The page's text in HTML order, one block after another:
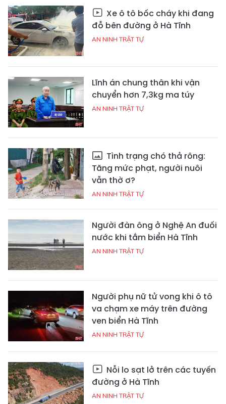
Xe ô tô bốc cháy khi đang
đỗ bên đường ở Hà Tĩnh
AN NINH TRẬT TỰ
Lĩnh án chung thân khi vận
chuyển hơn 7,3kg ma túy
AN NINH TRẬT TỰ
Tình trạng chó thả rông:
Tăng mức phạt, người nuôi
vẫn thờ ơ?
AN NINH TRẬT TỰ
Người đàn ông ở Nghệ An đuối
nước khi tắm biển Hà Tĩnh
AN NINH TRẬT TỰ
Người phụ nữ tử vong khi ô tô
va chạm xe máy trên đường
ven biển Hà Tĩnh
AN NINH TRẬT TỰ
Nỗi lo sạt lở trên các tuyến
đường ở Hà Tĩnh
AN NINH TRẬT TỰ